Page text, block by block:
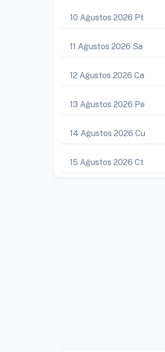
10 Ağustos 2026 Pt
11 Ağustos 2026 Sa
12 Ağustos 2026 Ca
13 Ağustos 2026 Pe
14 Ağustos 2026 Cu
15 Ağustos 2026 Ct